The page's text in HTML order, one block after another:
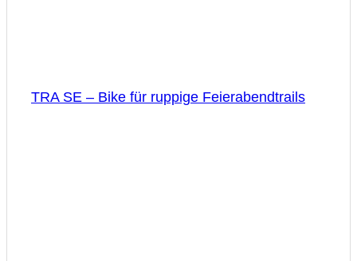
TRA SE – Bike für ruppige Feierabendtrails